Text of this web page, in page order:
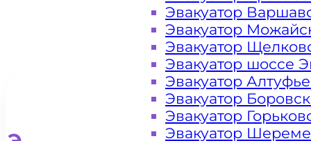
Эвакуатор
Эвакуатор
Эвакуатор
Эвакуатор шоссе
Эвакуатор
Эвакуатор
Эвакуатор
Эвакуатор